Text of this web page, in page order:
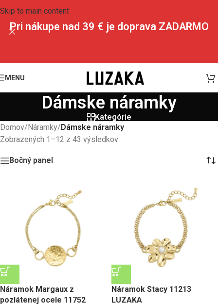
Skip to main content
Pri nákupe nad 39 € je doprava ZADARMO
MENU
Dámske náramky
Kategórie
Domov/Náramky/Dámske náramky
Zobrazených 1–12 z 43 výsledkov
Bočný panel
Náramok Margaux z
pozlátenej ocele 11752
Náramok Stacy 11213
LUZAKA